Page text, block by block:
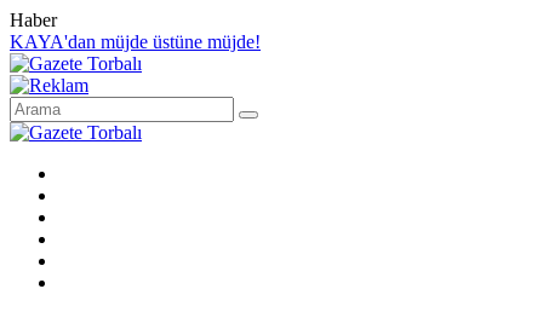
Haber
KAYA'dan müjde üstüne müjde!